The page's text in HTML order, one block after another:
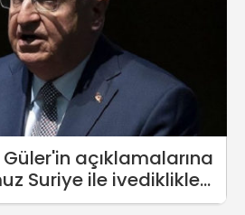
açıklamalarına
Suriye ile ivediklikle